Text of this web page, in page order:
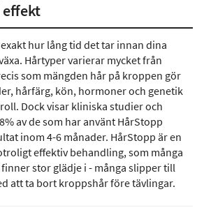
effekt
hur lång tid det tar innan dina
Hårtyper varierar mycket från
som mängden hår på kroppen gör
hårfärg, kön, hormoner och genetik
Dock visar kliniska studier och
av de som har använt HårStopp
inom 4-6 månader. HårStopp är en
effektiv behandling, som många
stor glädje i - många slipper till
att ta bort kroppshår före tävlingar.